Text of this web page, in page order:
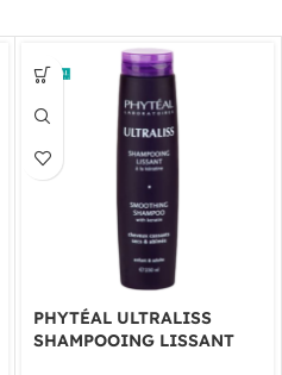
PHYTÉAL ULTRALISS
SHAMPOOING LISSANT